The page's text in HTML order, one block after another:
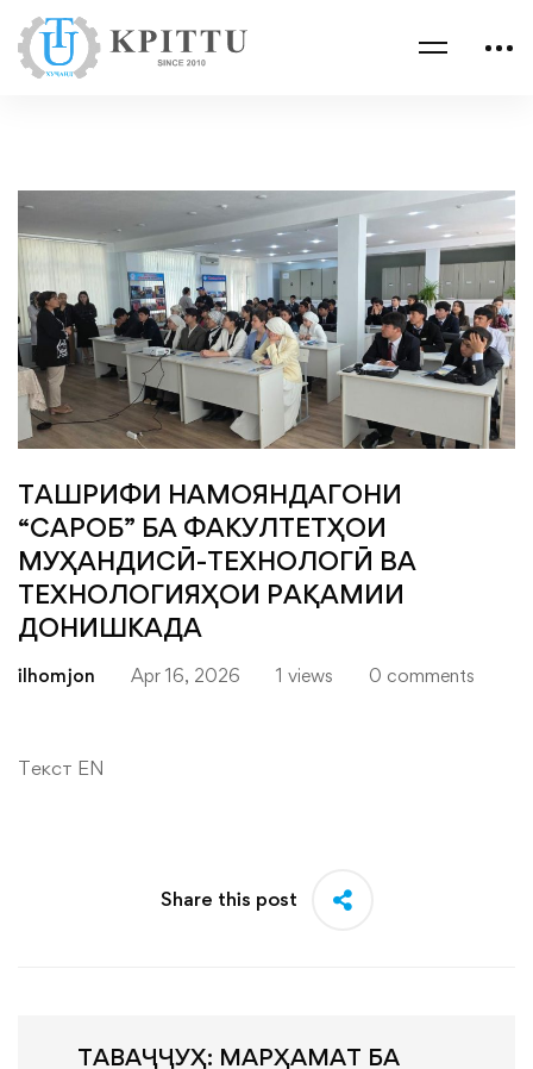
ТАШРИФИ НАМОЯНДАГОНИ
“САРОБ” БА ФАКУЛТЕТҲОИ
МУҲАНДИСӢ-ТЕХНОЛОГӢ ВА
ТЕХНОЛОГИЯҲОИ РАҚАМИИ
ДОНИШКАДА
ilhomjon Apr 16, 2026 1 views 0 comments
Текст EN
Share this post
ТАВАҶҶУҲ: МАРҲАМАТ БА